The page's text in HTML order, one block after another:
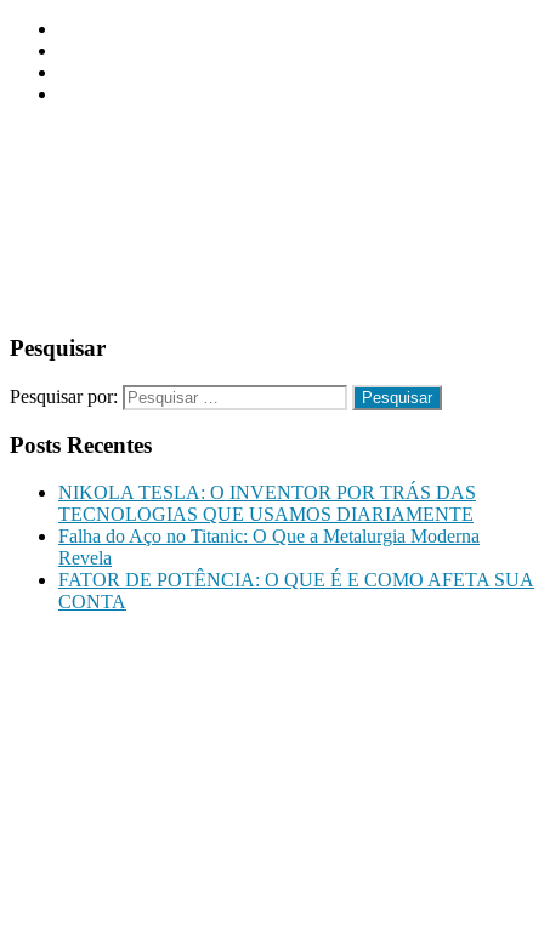
Pesquisar
Pesquisar por:
Posts Recentes
NIKOLA TESLA: O INVENTOR POR TRÁS DAS
TECNOLOGIAS QUE USAMOS DIARIAMENTE
Falha do Aço no Titanic: O Que a Metalurgia Moderna
Revela
FATOR DE POTÊNCIA: O QUE É E COMO AFETA SUA
CONTA